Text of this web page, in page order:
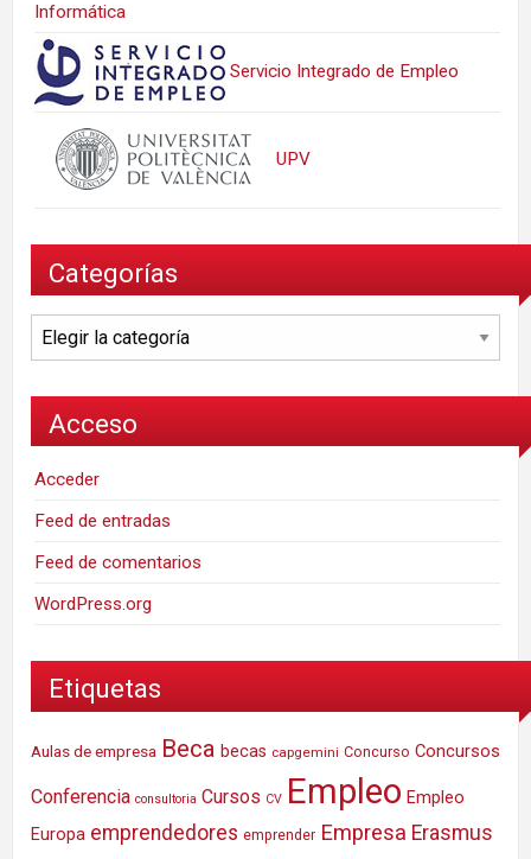
Informática
Servicio Integrado de Empleo
UPV
Categorías
Categorías
Acceso
Acceder
Feed de entradas
Feed de comentarios
WordPress.org
Etiquetas
Aulas de empresa Beca becas capgemini Concurso Concursos
Conferencia consultoria Cursos CV Empleo Empleo
Europa emprendedores emprender Empresa Erasmus